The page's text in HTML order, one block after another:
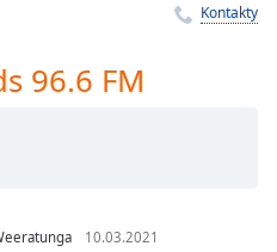
Kontakty
96.6 FM
10.03.2021